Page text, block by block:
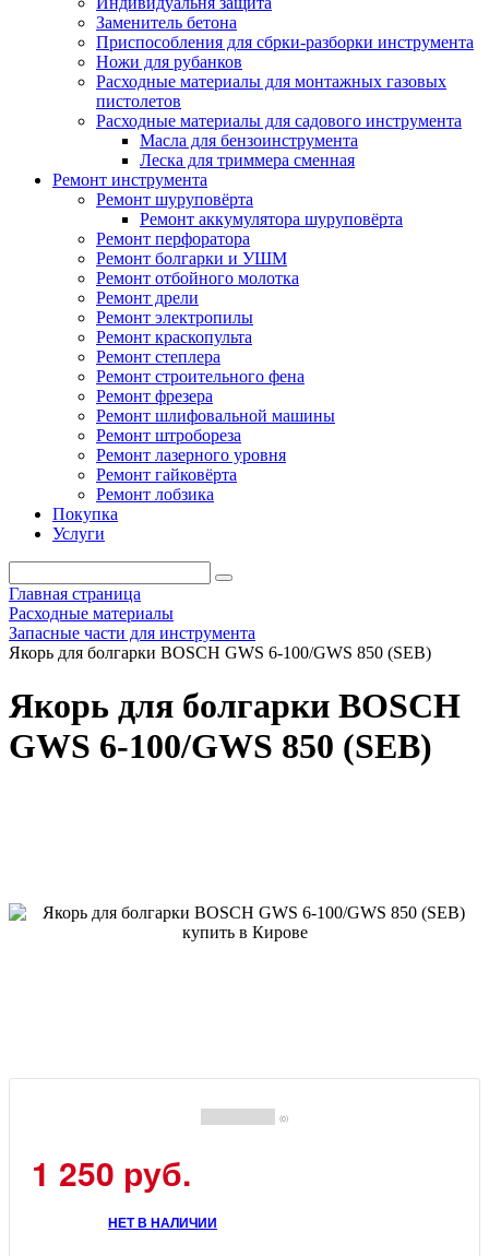
Заменитель бетона
Приспособления для сбрки-разборки инструмента
Ножи для рубанков
Расходные материалы для монтажных газовых
пистолетов
Расходные материалы для садового инструмента
Масла для бензоинструмента
Леска для триммера сменная
Ремонт инструмента
Ремонт шуруповёрта
Ремонт аккумулятора шуруповёрта
Ремонт перфоратора
Ремонт болгарки и УШМ
Ремонт отбойного молотка
Ремонт дрели
Ремонт электропилы
Ремонт краскопульта
Ремонт степлера
Ремонт строительного фена
Ремонт фрезера
Ремонт шлифовальной машины
Ремонт штробореза
Ремонт лазерного уровня
Ремонт гайковёрта
Ремонт лобзика
Покупка
Услуги
Главная страница
Расходные материалы
Запасные части для инструмента
Якорь для болгарки BOSCH GWS 6-100/GWS 850 (SEB)
Якорь для болгарки BOSCH
GWS 6-100/GWS 850 (SEB)
(0)
1 250 руб.
НЕТ В НАЛИЧИИ